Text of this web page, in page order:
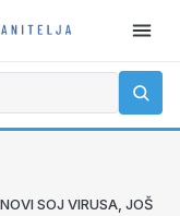
SOJ VIRUSA, JOŠ